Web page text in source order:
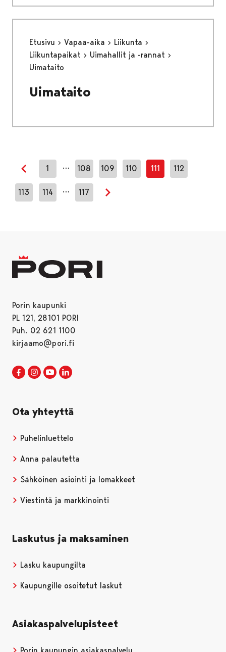
Etusivu Vapaa-aika
Liikunta
Liikuntapaikat
Uimahallit ja -rannat
Uimataito
Uimataito
Edellinen sivu
1 … 108 109 110 111 112
113 114 … 117
Seuraava sivu
Porin kaupunki
PL 121, 28101 PORI
Puh. 02 621 1100
kirjaamo@pori.fi
Porin kaupunki Facebookissa
Avautuu uudessa välilehdessä
Porin kaupunki Instagramissa
Avautuu uudessa välilehdessä
Porin kaupunki Youtubessa
Avautuu uudessa välilehdessä
Ota yhteyttä
Puhelinluettelo
Anna palautetta
Sähköinen asiointi ja lomakkeet
Viestintä ja markkinointi
Laskutus ja maksaminen
Lasku kaupungilta
Kaupungille osoitetut laskut
Asiakaspalvelupisteet